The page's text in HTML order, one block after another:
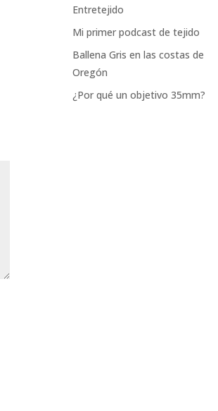
Entretejido
Mi primer podcast de tejido
Ballena Gris en las costas de
Oregón
¿Por qué un objetivo 35mm?